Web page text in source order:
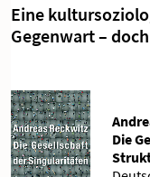
Eine
Gegenwart –
Die